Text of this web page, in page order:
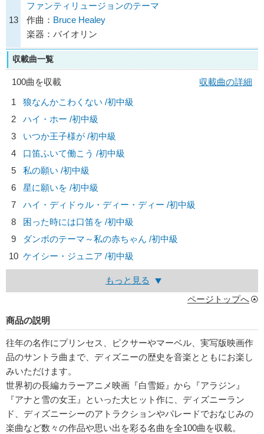
13
ファンティリュージョンのテーマ
作曲： Bruce Healey
楽器：バイオリン
収載曲一覧
100曲を収載
収載曲の詳細
1
狼なんかこわくない /初中級
2
ハイ・ホー /初中級
3
いつか王子様が /初中級
4
口笛ふいて働こう /初中級
5
私の願い /初中級
6
星に願いを /初中級
7
ハイ・ディドゥル・ディー・ディー /初中級
8
困った時には口笛を /初中級
9
ダンボのテーマ～私の赤ちゃん /初中級
10 ケイシー・ジュニア /初中級
もっと見る
ページトップへ
商品の説明
往年の名作にプリンセス、ピクサーやマーベル、実写版映画作
品のサントラ曲まで、ディズニーの歴史を音楽とともにお楽し
みいただけます。
世界初の長編カラーアニメ映画『白雪姫』から『アラジン』
『アナと雪の女王』といった大ヒット作に、ディズニーラン
ド、ディズニーシーのアトラクションやパレードでおなじみの
楽曲など数々の作品や思い出を彩る名曲を全100曲を収載。